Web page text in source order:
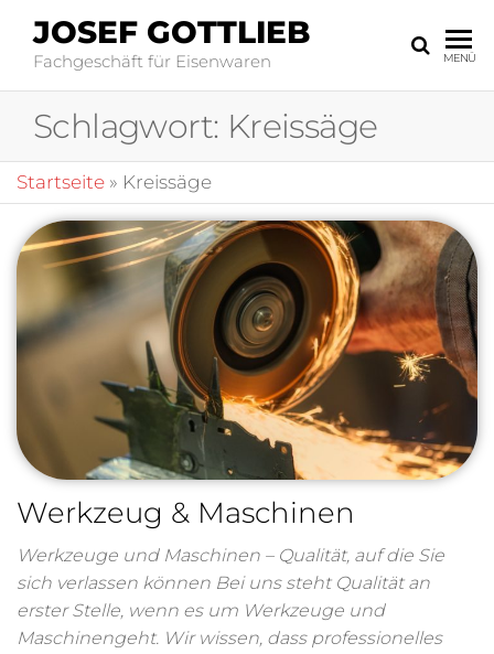
JOSEF GOTTLIEB
Fachgeschäft für Eisenwaren MENÜ
Schlagwort: Kreissäge
Startseite » Kreissäge
Werkzeug & Maschinen
Werkzeuge und Maschinen – Qualität, auf die Sie
sich verlassen können Bei uns steht Qualität an
erster Stelle, wenn es um Werkzeuge und
Maschinengeht. Wir wissen, dass professionelles